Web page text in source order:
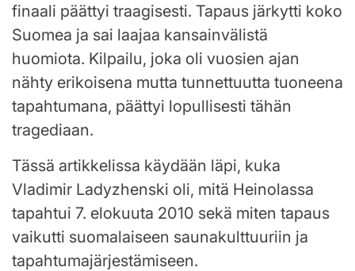
finaali päättyi traagisesti. Tapaus järkytti koko
Suomea ja sai laajaa kansainvälistä
huomiota. Kilpailu, joka oli vuosien ajan
nähty erikoisena mutta tunnettuutta tuoneena
tapahtumana, päättyi lopullisesti tähän
tragediaan.
Tässä artikkelissa käydään läpi, kuka
Vladimir Ladyzhenski oli, mitä Heinolassa
tapahtui 7. elokuuta 2010 sekä miten tapaus
vaikutti suomalaiseen saunakulttuuriin ja
tapahtumajärjestämiseen.